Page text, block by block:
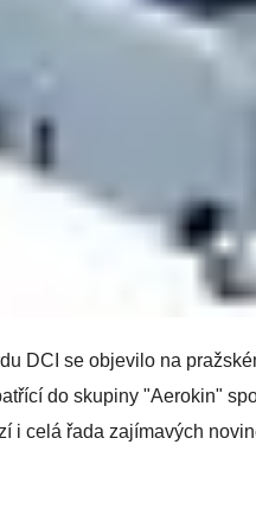
DCI se objevilo na
do skupiny "Aerokin"
i celá řada zajímavých